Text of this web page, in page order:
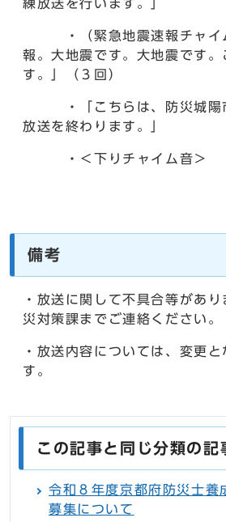
練放送を行います。」
・（緊急地震速報チャイ
報。大地震です。大地震です
す。」（３回）
・「こちらは、防災城陽
放送を終わります。」
・＜下りチャイム音＞
備考
・放送に関して不具合等があ
災対策課までご連絡ください。
・放送内容については、変更
す。
この記事と同じ分類の記
令和８年度京都府防災士養
募集について